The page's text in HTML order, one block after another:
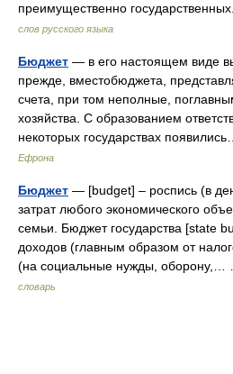
преимущественно
слов русского языка
Бюджет — в его настоящем виде
прежде, вместобюджета,
счета, при том неполные,
хозяйства. С образованием
некоторых государствах
Ефрона
Бюджет — [budget] – роспись (в
затрат любого экономического
семьи. Бюджет государства [state
доходов (главным образом от
(на социальные нужды,
словарь